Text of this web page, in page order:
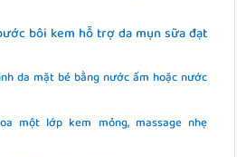
bôi kem hỗ trợ da mụn sữa đạt
da mặt bé bằng nước ấm hoặc nước
một lớp kem mỏng, massage nhẹ